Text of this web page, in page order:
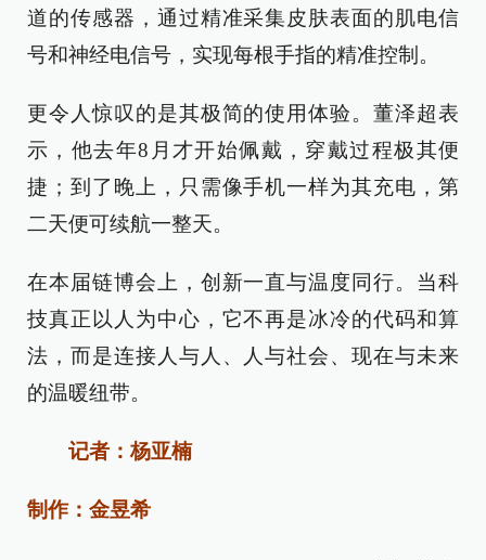
道的传感器，通过精准采集皮肤表面的肌电信
号和神经电信号，实现每根手指的精准控制。
更令人惊叹的是其极简的使用体验。董泽超表
示，他去年8月才开始佩戴，穿戴过程极其便
捷；到了晚上，只需像手机一样为其充电，第
二天便可续航一整天。
在本届链博会上，创新一直与温度同行。当科
技真正以人为中心，它不再是冰冷的代码和算
法，而是连接人与人、人与社会、现在与未来
的温暖纽带。
记者：杨亚楠
制作：金昱希